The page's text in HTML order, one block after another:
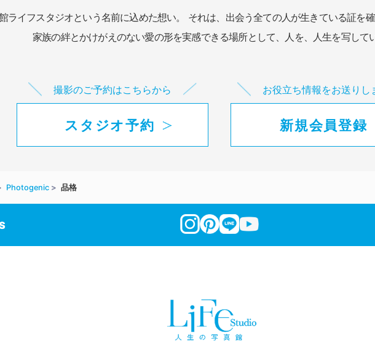
ライフスタジオという名前に込めた想い。
それは、出会う全ての人が生きている証を
家族の絆とかけがえのない愛の形を実感できる場所として、 人を、人生を写して
撮影のご予約はこちらから
スタジオ予約
お役立ち情報をお送りし
新規会員登録
Photogenic 品格